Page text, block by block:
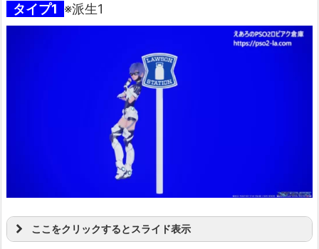
タイプ1 ※派生1
ここをクリックするとスライド表示